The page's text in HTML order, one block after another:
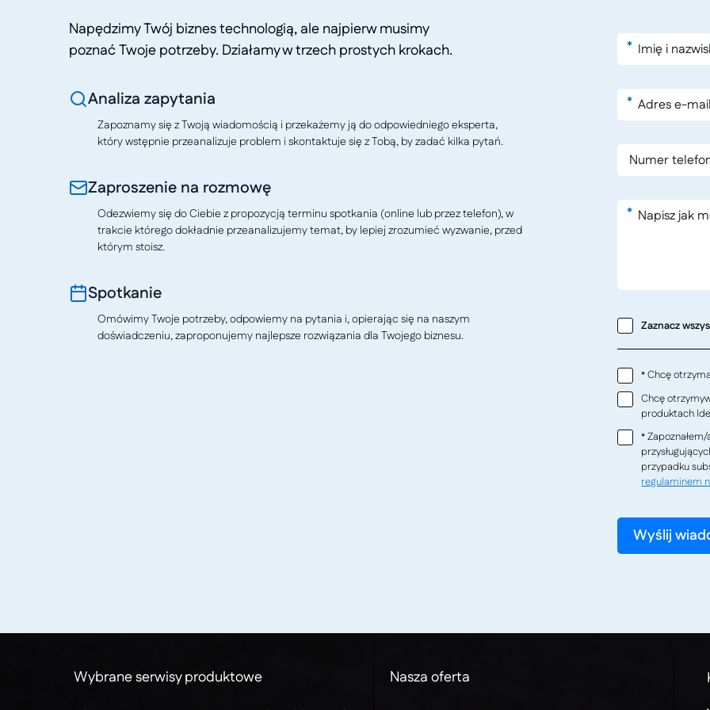
Napędzimy Twój biznes technologią, ale najpierw musimy
poznać Twoje potrzeby. Działamy w trzech prostych krokach.
Analiza zapytania
Zapoznamy się z Twoją wiadomością i przekażemy ją do odpowiedniego eksperta,
który wstępnie przeanalizuje problem i skontaktuje się z Tobą, by zadać kilka pytań.
Zaproszenie na rozmowę
Odezwiemy się do Ciebie z propozycją terminu spotkania (online lub przez telefon), w
trakcie którego dokładnie przeanalizujemy temat, by lepiej zrozumieć wyzwanie, przed
którym stoisz.
Spotkanie
Omówimy Twoje potrzeby, odpowiemy na pytania i, opierając się na naszym
doświadczeniu, zaproponujemy najlepsze rozwiązania dla Twojego biznesu.
*
*
*
Zaznacz
* Chcę
Chcę
produktach
*
przypadku
regulaminem
Wybrane serwisy produktowe Nasza oferta